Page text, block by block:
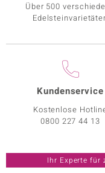
Über 500
Kundenservice
Kostenlose
0800 227 44 13
Ihr Experte für